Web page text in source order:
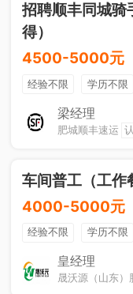
招聘顺丰同城骑
得）
4500-5000元
经验不限 学历不限
综合补贴
奖励计划
梁经理
肥城顺丰速运
车间普工（工作
4000-5000元
经验不限 学历不限
奖励计划
节日福利
皇经理